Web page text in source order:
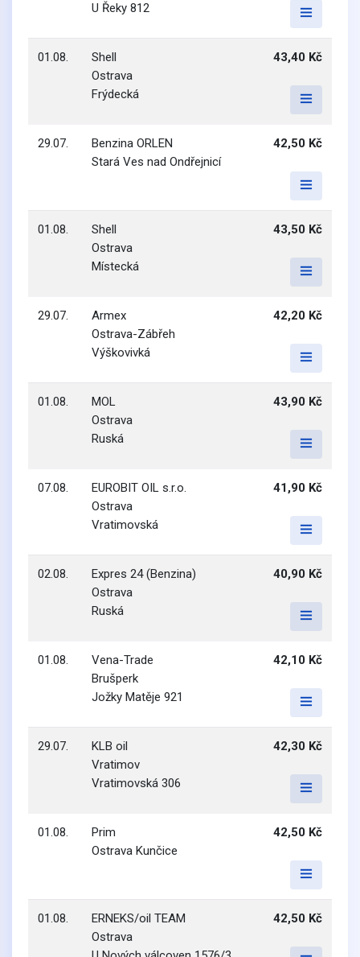
U Řeky 812
01.08.
Shell
Ostrava
Frýdecká
43,40 Kč
29.07.
Benzina ORLEN
Stará Ves nad Ondřejnicí
42,50 Kč
01.08.
Shell
Ostrava
Místecká
43,50 Kč
29.07.
Armex
Ostrava-Zábřeh
Výškovivká
42,20 Kč
01.08.
MOL
Ostrava
Ruská
43,90 Kč
07.08.
EUROBIT OIL s.r.o.
Ostrava
Vratimovská
41,90 Kč
02.08.
Expres 24 (Benzina)
Ostrava
Ruská
40,90 Kč
01.08.
Vena-Trade
Brušperk
Jožky Matěje 921
42,10 Kč
29.07.
KLB oil
Vratimov
Vratimovská 306
42,30 Kč
01.08.
Prim
Ostrava Kunčice
42,50 Kč
01.08.
ERNEKS/oil TEAM
Ostrava
42,50 Kč